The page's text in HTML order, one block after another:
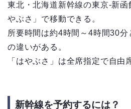
東北・北海道新幹線の東京-新
やぶさ」で移動できる。
所要時間は約4時間～4時間30
の違いがある。
「はやぶさ」は全席指定で自由
新幹線を予約するには？